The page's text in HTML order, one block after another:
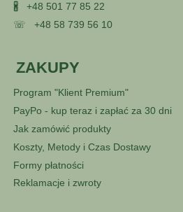
🖁 +48 501 77 85 22
☏ +48 58 739 56 10
ZAKUPY
Program "Klient Premium"
PayPo - kup teraz i zapłać za 30 dni
Jak zamówić produkty
Koszty, Metody i Czas Dostawy
Formy płatności
Reklamacje i zwroty